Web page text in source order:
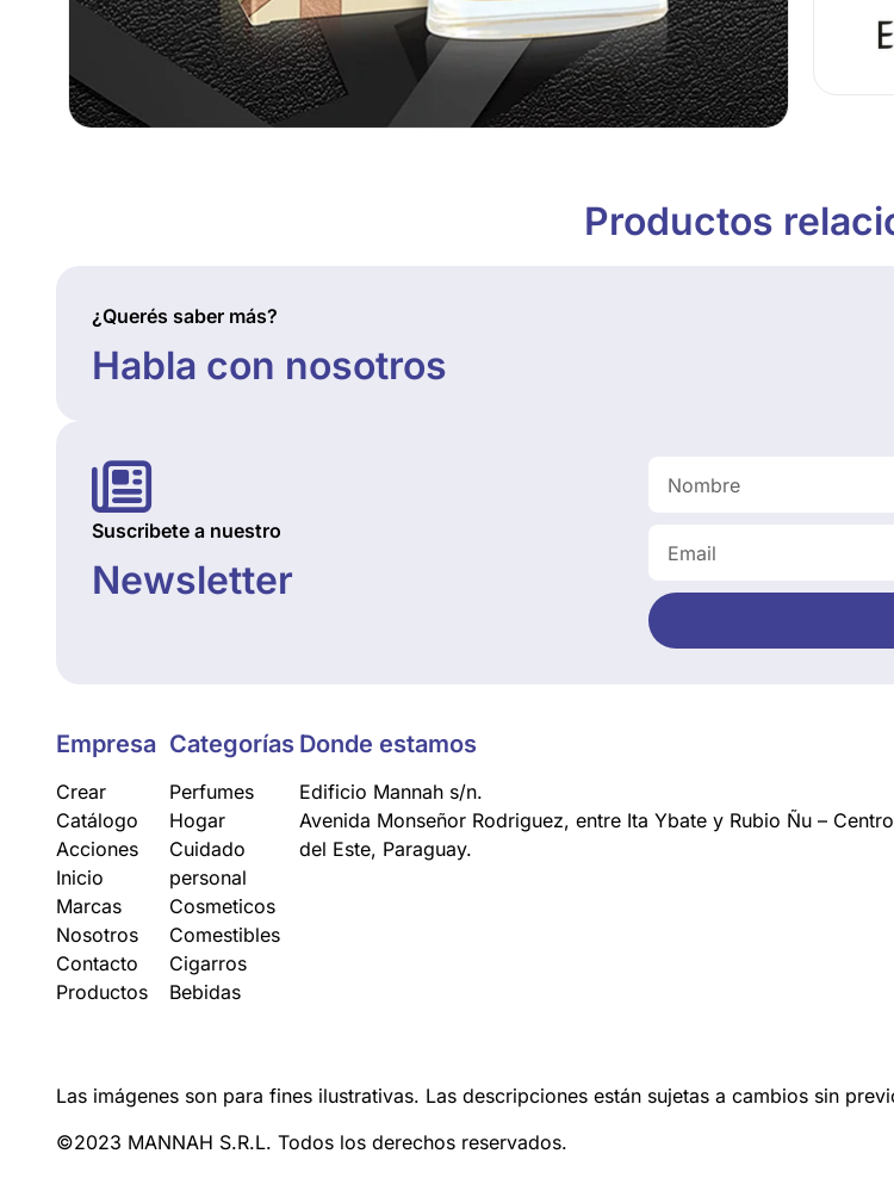
Productos
¿Querés saber más?
Habla con nosotros
Suscribete a nuestro
Newsletter
Empresa
Crear
Catálogo
Acciones
Inicio
Marcas
Nosotros
Contacto
Productos
Categorías
Perfumes
Hogar
Cuidado
personal
Cosmeticos
Comestibles
Cigarros
Bebidas
Donde estamos
Edificio Mannah s/n.
Avenida Monseñor Rodriguez, entre Ita Ybate y Rubio Ñu –
del Este, Paraguay.
Las imágenes son para fines ilustrativas. Las descripciones están sujetas a cambios sin
©2023 MANNAH S.R.L. Todos los derechos reservados.